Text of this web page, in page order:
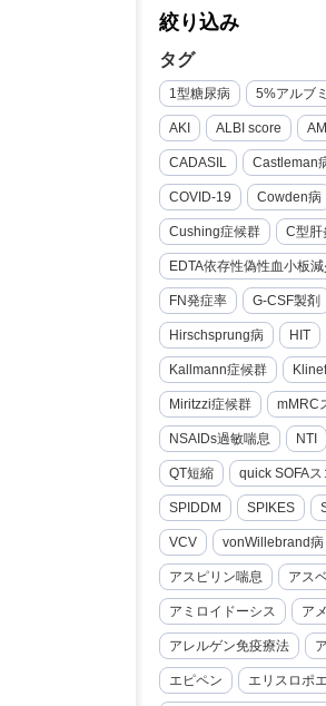
絞り込み
タグ
1型糖尿病 5%アルブ
AKI ALBI score
CADASIL Castleman
COVID-19 Cowden病
Cushing症候群 C型肝
EDTA依存性偽性血小板
FN発症率 G-CSF製剤
Hirschsprung病 HIT
Kallmann症候群
Miritzzi症候群 mMRC
NSAIDs過敏喘息 NTI
QT短縮 quick SOFAス
SPIDDM SPIKES
VCV vonWillebrand病
アスピリン喘息 アス
アミロイドーシス ア
アレルゲン免疫療法
エピペン エリスロポ